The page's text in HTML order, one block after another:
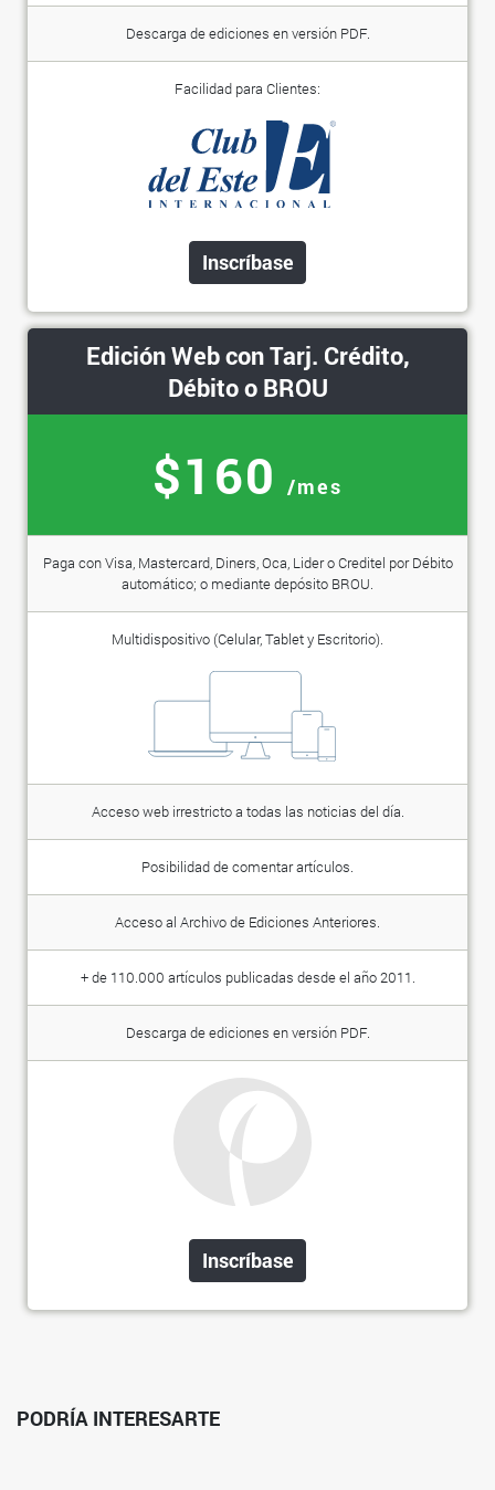
Descarga de ediciones en versión PDF.
Facilidad para Clientes:
Inscríbase
Edición Web con Tarj. Crédito,
Débito o BROU
$160 /mes
Paga con Visa, Mastercard, Diners, Oca, Lider o Creditel por Débito
automático; o mediante depósito BROU.
Multidispositivo (Celular, Tablet y Escritorio).
Acceso web irrestricto a todas las noticias del día.
Posibilidad de comentar artículos.
Acceso al Archivo de Ediciones Anteriores.
+ de 110.000 artículos publicadas desde el año 2011.
Descarga de ediciones en versión PDF.
Inscríbase
PODRÍA INTERESARTE